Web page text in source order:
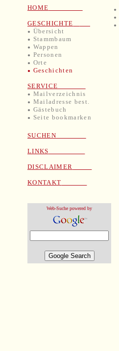
HOME
GESCHICHTE
● Übersicht
● Stammbaum
● Wappen
● Personen
● Orte
● Geschichten
SERVICE
● Mailverzeichnis
● Mailadresse best.
● Gästebuch
● Seite bookmarken
SUCHEN
LINKS
DISCLAIMER
KONTAKT
Web-Suche powered by
●
●
●